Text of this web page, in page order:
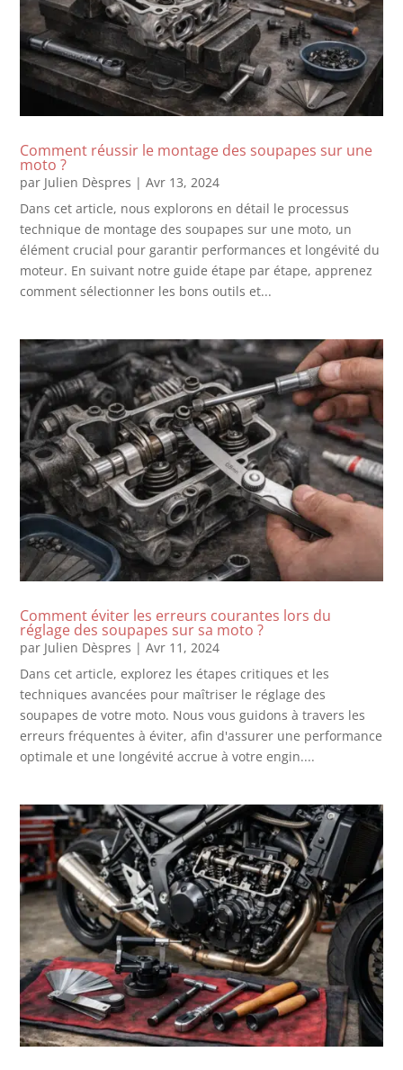
Comment réussir le montage des soupapes sur une
moto ?
par Julien Dèspres |Avr 13, 2024
Dans cet article, nous explorons en détail le processus
technique de montage des soupapes sur une moto, un
élément crucial pour garantir performances et longévité du
moteur. En suivant notre guide étape par étape, apprenez
comment sélectionner les bons outils et...
Comment éviter les erreurs courantes lors du
réglage des soupapes sur sa moto ?
par Julien Dèspres |Avr 11, 2024
Dans cet article, explorez les étapes critiques et les
techniques avancées pour maîtriser le réglage des
soupapes de votre moto. Nous vous guidons à travers les
erreurs fréquentes à éviter, afin d'assurer une performance
optimale et une longévité accrue à votre engin....